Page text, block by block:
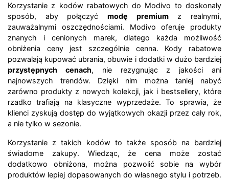
Korzystanie z kodów rabatowych do Modivo to doskonały
sposób, aby połączyć modę premiumz realnymi,
zauważalnymi oszczędnościami. Modivo oferuje produkty
znanych i cenionych marek, dlatego każda możliwość
obniżenia ceny jest szczególnie cenna. Kody rabatowe
pozwalają kupować ubrania, obuwie i dodatki w dużo bardziej
przystępnych cenach, nie rezygnując z jakości ani
najnowszych trendów. Dzięki nim można taniej nabyć
zarówno produkty z nowych kolekcji, jak i bestsellery, które
rzadko trafiają na klasyczne wyprzedaże. To sprawia, że
klienci zyskują dostęp do wyjątkowych okazji przez cały rok,
a nie tylko w sezonie.
Korzystanie z takich kodów to także sposób na bardziej
świadome zakupy. Wiedząc, że cena może zostać
dodatkowo obniżona, można pozwolić sobie na wybór
produktów lepiej dopasowanych do własnego stylu i potrzeb.